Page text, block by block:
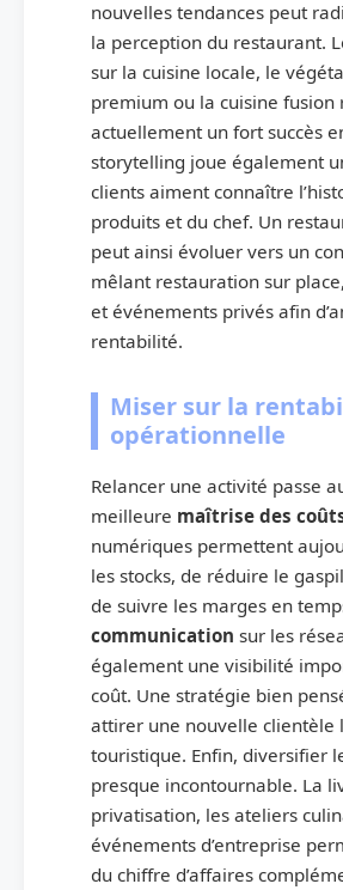
nouvelles tendances peut
la perception du restaurant.
sur la cuisine locale, le
premium ou la cuisine fusion
actuellement un fort succès
storytelling joue également
clients aiment connaître
produits et du chef. Un
peut ainsi évoluer vers un
mêlant restauration sur
et événements privés afin
rentabilité.
Miser sur la
opérationnelle
Relancer une activité passe
meilleure maîtrise des
numériques permettent
les stocks, de réduire le
de suivre les marges en
communication sur les
également une visibilité
coût. Une stratégie bien
attirer une nouvelle clientèle
touristique. Enfin, diversifier
presque incontournable. La
privatisation, les ateliers
événements d’entreprise
du chiffre d’affaires